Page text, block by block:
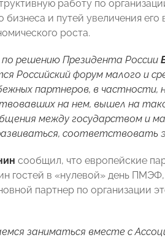
работу по
бизнеса и путей увеличения
роста.
решению Президента России
Российский форум малого и
партнеров, в частности,
на нем, вышел на
между государством и
соответствовать
сообщил, что европейские
гостей в «нулевой» день
партнер по организации
заниматься вместе с